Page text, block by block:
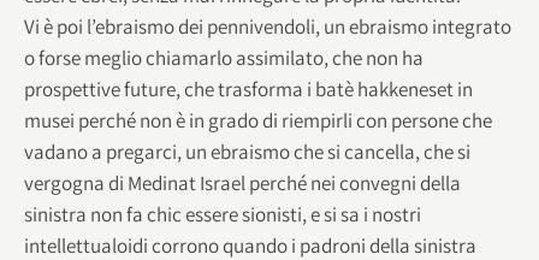
Vi è poi l’ebraismo dei pennivendoli, un ebraismo integrato
o forse meglio chiamarlo assimilato, che non ha
prospettive future, che trasforma i batè hakkeneset in
musei perché non è in grado di riempirli con persone che
vadano a pregarci, un ebraismo che si cancella, che si
vergogna di Medinat Israel perché nei convegni della
sinistra non fa chic essere sionisti, e si sa i nostri
intellettualoidi corrono quando i padroni della sinistra